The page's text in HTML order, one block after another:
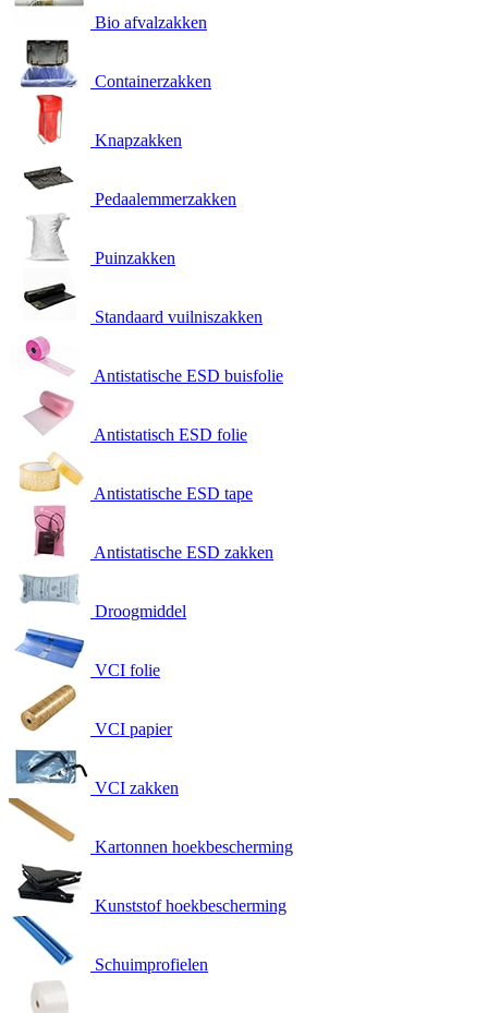
Bio afvalzakken
Containerzakken
Knapzakken
Pedaalemmerzakken
Puinzakken
Standaard vuilniszakken
Antistatische ESD buisfolie
Antistatisch ESD folie
Antistatische ESD tape
Antistatische ESD zakken
Droogmiddel
VCI folie
VCI papier
VCI zakken
Kartonnen hoekbescherming
Kunststof hoekbescherming
Schuimprofielen